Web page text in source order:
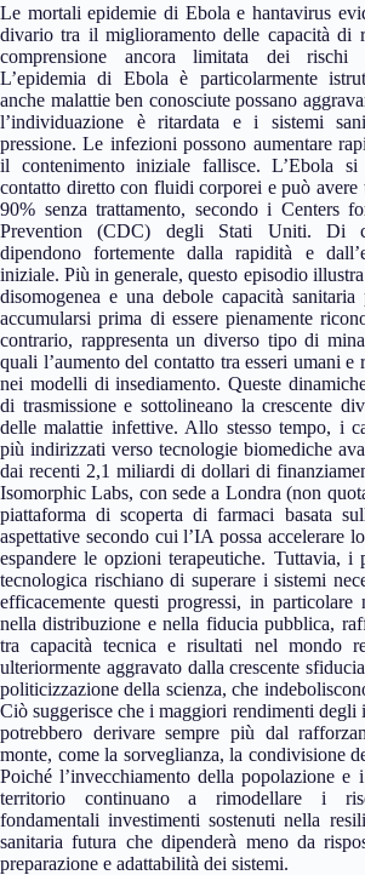
Le mortali epidemie di Ebola e hantavirus
divario tra il miglioramento delle capacità di
comprensione ancora limitata dei rischi
L’epidemia di Ebola è particolarmente
anche malattie ben conosciute possano
l’individuazione è ritardata e i sistemi
pressione. Le infezioni possono aumentare
il contenimento iniziale fallisce. L’Ebola si
contatto diretto con fluidi corporei e può
90% senza trattamento, secondo i Centers
Prevention (CDC) degli Stati Uniti. Di
dipendono fortemente dalla rapidità e
iniziale. Più in generale, questo episodio
disomogenea e una debole capacità
accumularsi prima di essere pienamente
contrario, rappresenta un diverso tipo di
quali l’aumento del contatto tra esseri umani
nei modelli di insediamento. Queste
di trasmissione e sottolineano la crescente
delle malattie infettive. Allo stesso tempo, i
più indirizzati verso tecnologie biomediche
dai recenti 2,1 miliardi di dollari di
Isomorphic Labs, con sede a Londra (non
piattaforma di scoperta di farmaci basata
aspettative secondo cui l’IA possa accelerare
espandere le opzioni terapeutiche. Tuttavia, i
tecnologica rischiano di superare i sistemi
efficacemente questi progressi, in particolare
nella distribuzione e nella fiducia pubblica,
tra capacità tecnica e risultati nel mondo
ulteriormente aggravato dalla crescente
politicizzazione della scienza, che
Ciò suggerisce che i maggiori rendimenti degli
potrebbero derivare sempre più dal
monte, come la sorveglianza, la condivisione
Poiché l’invecchiamento della popolazione
territorio continuano a rimodellare i
fondamentali investimenti sostenuti nella
sanitaria futura che dipenderà meno da
preparazione e adattabilità dei sistemi.